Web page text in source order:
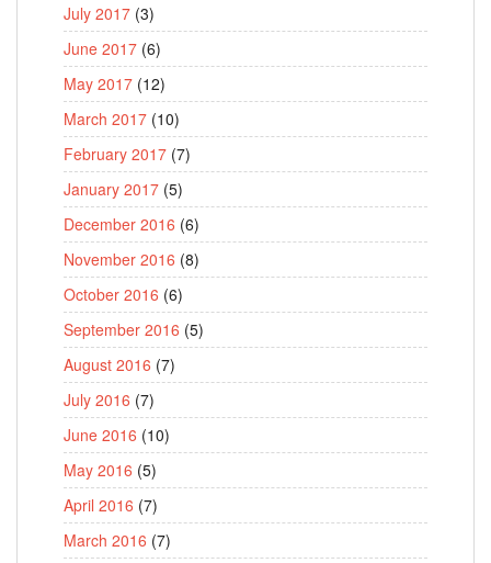
July 2017 (3)
June 2017 (6)
May 2017 (12)
March 2017 (10)
February 2017 (7)
January 2017 (5)
December 2016 (6)
November 2016 (8)
October 2016 (6)
September 2016 (5)
August 2016 (7)
July 2016 (7)
June 2016 (10)
May 2016 (5)
April 2016 (7)
March 2016 (7)